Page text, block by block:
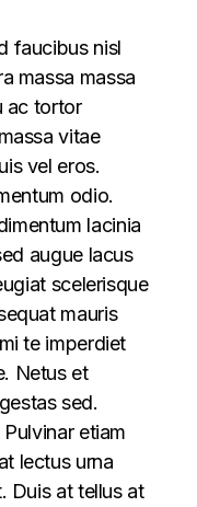
faucibus nisl
massa massa
ac tortor
vitae
vel eros.
odio.
lacinia
augue lacus
scelerisque
mauris
te imperdiet
Netus et
sed.
etiam
lectus urna
Duis at tellus at